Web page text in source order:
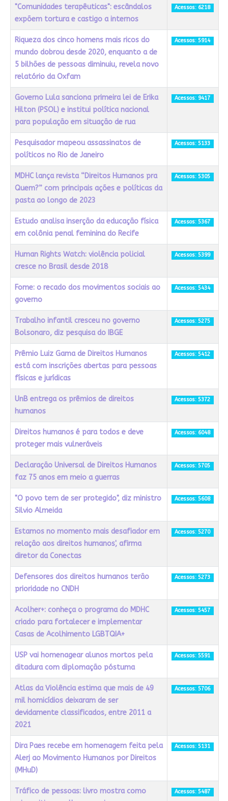
"Comunidades terapêuticas": escândalos
expõem tortura e castigo a internos
Acessos: 6218
Riqueza dos cinco homens mais ricos do
mundo dobrou desde 2020, enquanto a de
5 bilhões de pessoas diminuiu, revela novo
relatório da Oxfam
Acessos: 5914
Governo Lula sanciona primeira lei de Erika
Hilton (PSOL) e institui política nacional
para população em situação de rua
Acessos: 9417
Pesquisador mapeou assassinatos de
políticos no Rio de Janeiro
Acessos: 5133
MDHC lança revista “Direitos Humanos pra
Quem?” com principais ações e políticas da
pasta ao longo de 2023
Acessos: 5305
Estudo analisa inserção da educação física
em colônia penal feminina do Recife
Acessos: 5367
Human Rights Watch: violência policial
cresce no Brasil desde 2018
Acessos: 5399
Fome: o recado dos movimentos sociais ao
governo
Acessos: 5434
Trabalho infantil cresceu no governo
Bolsonaro, diz pesquisa do IBGE
Acessos: 5275
Prêmio Luiz Gama de Direitos Humanos
está com inscrições abertas para pessoas
físicas e jurídicas
Acessos: 5412
UnB entrega os prêmios de direitos
humanos
Acessos: 5372
Direitos humanos é para todos e deve
proteger mais vulneráveis
Acessos: 6048
Declaração Universal de Direitos Humanos
faz 75 anos em meio a guerras
Acessos: 5705
"O povo tem de ser protegido", diz ministro
Silvio Almeida
Acessos: 5608
Estamos no momento mais desafiador em
relação aos direitos humanos', afirma
diretor da Conectas
Acessos: 5270
Defensores dos direitos humanos terão
prioridade no CNDH
Acessos: 5273
Acolher+: conheça o programa do MDHC
criado para fortalecer e implementar
Casas de Acolhimento LGBTQIA+
Acessos: 5457
USP vai homenagear alunos mortos pela
ditadura com diplomação póstuma
Acessos: 5591
Atlas da Violência estima que mais de 49
mil homicídios deixaram de ser
devidamente classificados, entre 2011 a
2021
Acessos: 5706
Dira Paes recebe em homenagem feita pela
Alerj ao Movimento Humanos por Direitos
(MHuD)
Acessos: 5131
Tráfico de pessoas: livro mostra como
Acessos: 5487